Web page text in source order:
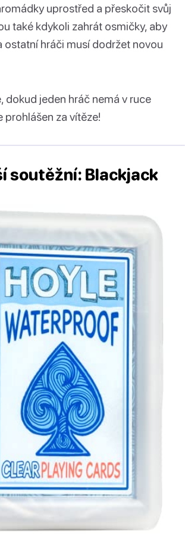
uprostřed a přeskočit svůj
také kdykoli zahrát osmičky, aby
ostatní hráči musí dodržet novou
dokud jeden hráč nemá v ruce
prohlášen za vítěze!
soutěžní: Blackjack